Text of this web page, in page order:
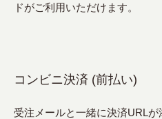
ドがご利用いただけます。
コンビニ決済 (前払い)
受注メールと一緒に決済URL